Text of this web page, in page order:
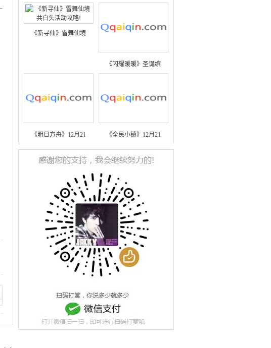
《新寻仙》雪舞仙境
《闪耀暖暖》圣诞缤
《明日方舟》12月21 《全民小镇》12月21